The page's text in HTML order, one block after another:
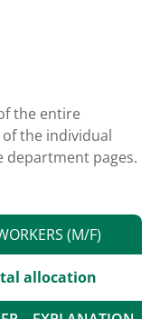
the entire
the individual
department pages.
(M/F)
allocation